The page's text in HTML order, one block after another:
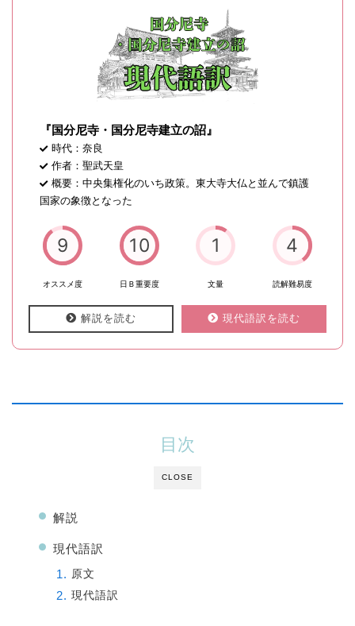
『国分尼寺・国分尼寺建立の詔』
時代：奈良
作者：聖武天皇
概要：中央集権化のいち政策。東大寺大仏と並んで鎮護
国家の象徴となった
9
オススメ度
10
日Ｂ重要度
1
文量
4
読解難易度
解説を読む 現代語訳を読む
CLOSE
目次
解説
現代語訳
原文
現代語訳